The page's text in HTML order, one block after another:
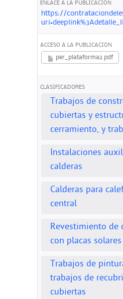
ENLACE A LA PUBLICACIÓN
https://
ACCESO A LA PUBLICACION
per_plataforma2.pdf
CLASIFICADORES
Trabajos de
cubiertas y
cerramiento, y
Instalaciones
calderas
Calderas para
central
Revestimiento de
con placas solares
Trabajos de
trabajos de
cubiertas